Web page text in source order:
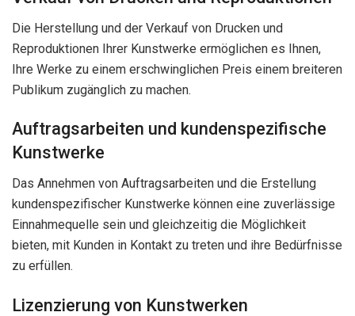
Die Herstellung und der Verkauf von Drucken und
Reproduktionen Ihrer Kunstwerke ermöglichen es Ihnen,
Ihre Werke zu einem erschwinglichen Preis einem breiteren
Publikum zugänglich zu machen.
Auftragsarbeiten und kundenspezifische
Kunstwerke
Das Annehmen von Auftragsarbeiten und die Erstellung
kundenspezifischer Kunstwerke können eine zuverlässige
Einnahmequelle sein und gleichzeitig die Möglichkeit
bieten, mit Kunden in Kontakt zu treten und ihre Bedürfnisse
zu erfüllen.
Lizenzierung von Kunstwerken